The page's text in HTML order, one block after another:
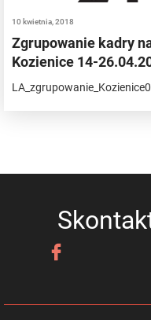
10 kwietnia, 2018
Zgrupowanie kadry
Kozienice 14-